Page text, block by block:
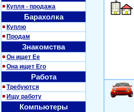
Купля - продажа
Барахолка
Куплю
Продам
Знакомства
Он ищет Ее
Она ищет Его
Работа
Требуются
Ищу работу
Компьютеры